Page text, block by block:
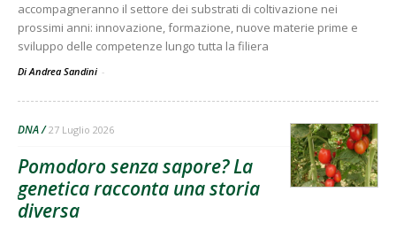
accompagneranno il settore dei substrati di coltivazione nei
prossimi anni: innovazione, formazione, nuove materie prime e
sviluppo delle competenze lungo tutta la filiera
Di Andrea Sandini -
DNA 27 Luglio 2026
Pomodoro senza sapore? La
genetica racconta una storia
diversa